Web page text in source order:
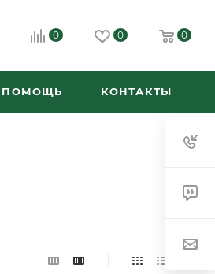
0 0 0
ПОМОЩЬ КОНТАКТЫ